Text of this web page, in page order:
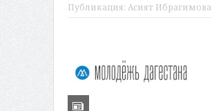
Публикация: Асият Ибрагимова